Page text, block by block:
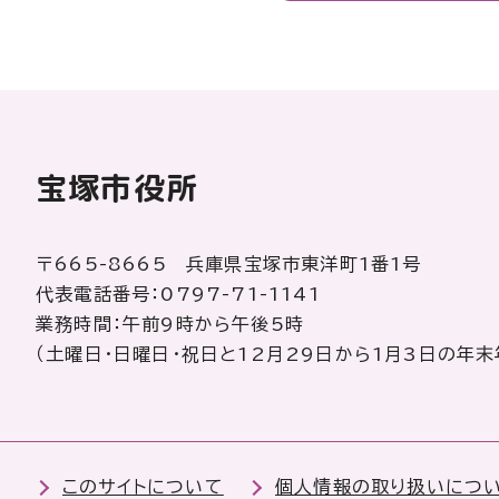
宝塚市役所
〒665-8665 兵庫県宝塚市東洋町1番1号
代表電話番号：0797-71-1141
業務時間：午前9時から午後5時
（土曜日・日曜日・祝日と12月29日から1月3日の年末
このサイトについて 個人情報の取り扱いにつ